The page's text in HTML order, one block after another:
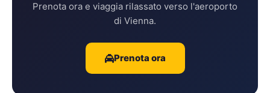
Prenota ora e viaggia rilassato verso l'aeroporto
di Vienna.
Prenota ora